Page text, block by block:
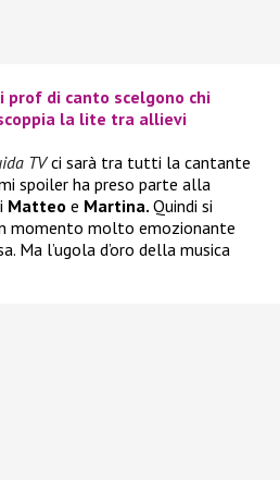
prof di canto scelgono chi
la lite tra allievi
TVci sarà tra tutti la cantante
spoiler ha preso parte alla
Matteo e Martina. Quindi si
momento molto emozionante
Ma l’ugola d’oro della musica